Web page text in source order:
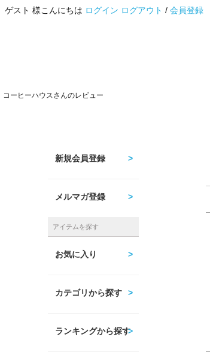
ゲスト 様こんにちは ログイン ログアウト / 会員登録
コーヒーハウスさんのレビュー
新規会員登録
メルマガ登録
アイテムを探す
お気に入り
カテゴリから探す
ランキングから探す